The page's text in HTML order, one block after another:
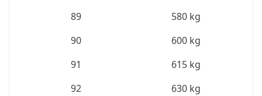
89
580 kg
90
600 kg
91
615 kg
92
630 kg